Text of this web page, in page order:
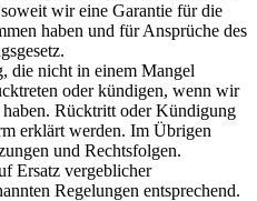
wir eine Garantie für die
haben und für Ansprüche des
die nicht in einem Mangel
oder kündigen, wenn wir
Rücktritt oder Kündigung
erklärt werden. Im Übrigen
und Rechtsfolgen.
Ersatz vergeblicher
Regelungen entsprechend.